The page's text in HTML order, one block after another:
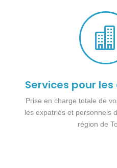

Services pour
Prise en charge totale de
les expatriés et personnels
région de